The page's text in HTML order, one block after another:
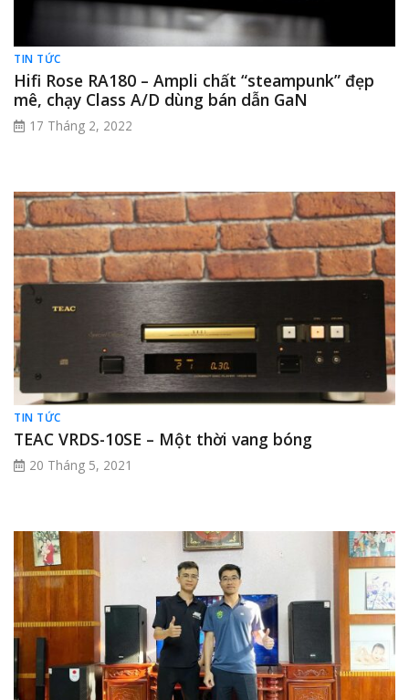
TIN TỨC
Hifi Rose RA180 – Ampli chất “steampunk” đẹp
mê, chạy Class A/D dùng bán dẫn GaN
17 Tháng 2, 2022
TIN TỨC
TEAC VRDS-10SE – Một thời vang bóng
20 Tháng 5, 2021